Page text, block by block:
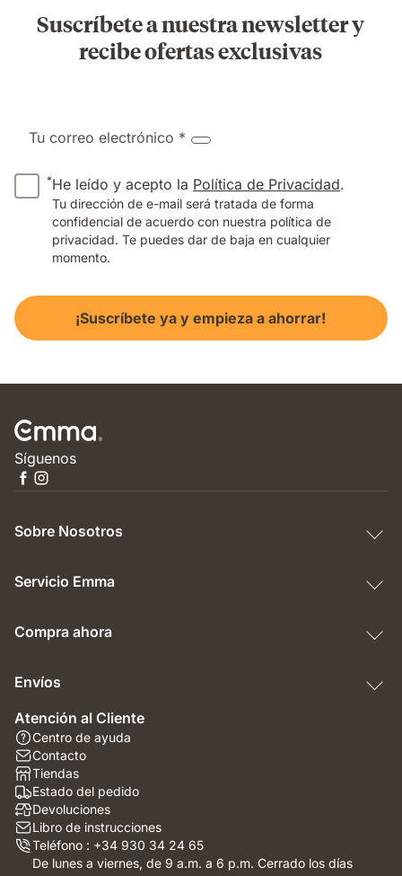
Suscríbete a nuestra newsletter y
recibe ofertas exclusivas
Tu correo electrónico *
*He leído y acepto la Política de Privacidad.
Tu dirección de e-mail será tratada de forma
confidencial de acuerdo con nuestra política de
privacidad. Te puedes dar de baja en cualquier
momento.
¡Suscríbete ya y empieza a ahorrar!
Síguenos
Sobre Nosotros
Servicio Emma
Compra ahora
Envíos
Atención al Cliente
Centro de ayuda
Contacto
Tiendas
Estado del pedido
Devoluciones
Libro de instrucciones
Teléfono : +34 930 34 24 65
De lunes a viernes, de 9 a.m. a 6 p.m. Cerrado los días